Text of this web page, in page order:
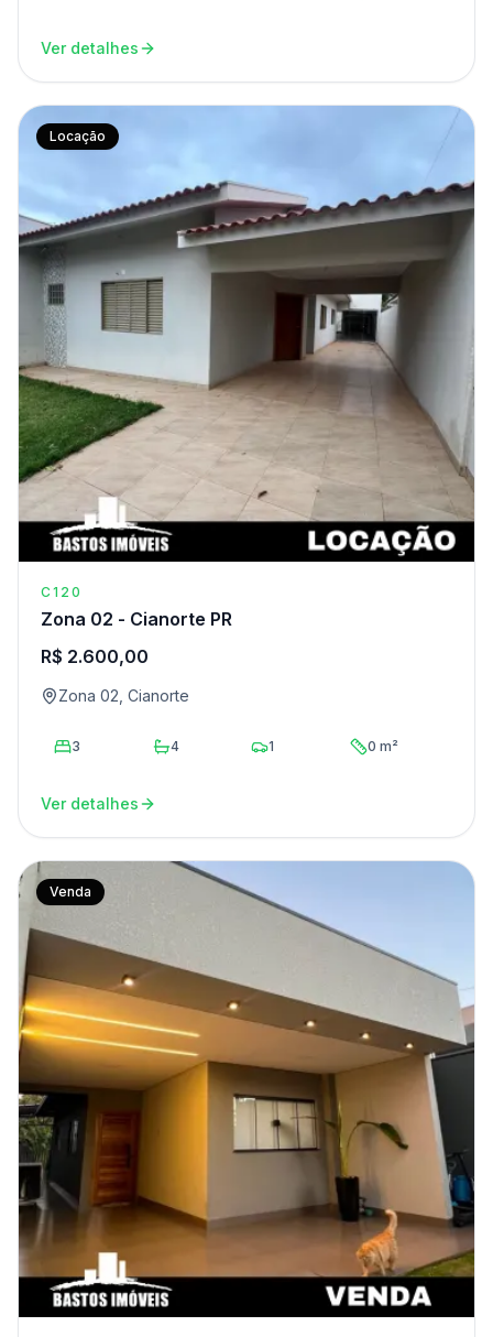
Ver detalhes
Locação
C120
Zona 02 - Cianorte PR
R$ 2.600,00
Zona 02, Cianorte
3 4 1 0 m²
Ver detalhes
Venda